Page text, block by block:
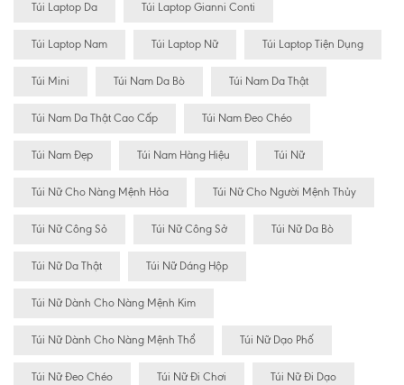
Túi Laptop Da Túi Laptop Gianni Conti
Túi Laptop Nam Túi Laptop Nữ Túi Laptop Tiện Dụng
Túi Mini Túi Nam Da Bò Túi Nam Da Thật
Túi Nam Da Thật Cao Cấp Túi Nam Đeo Chéo
Túi Nam Đẹp Túi Nam Hàng Hiệu Túi Nữ
Túi Nữ Cho Nàng Mệnh Hỏa Túi Nữ Cho Người Mệnh Thủy
Túi Nữ Công Sỏ Túi Nữ Công Sở Túi Nữ Da Bò
Túi Nữ Da Thật Túi Nữ Dáng Hộp
Túi Nữ Dành Cho Nàng Mệnh Kim
Túi Nữ Dành Cho Nàng Mệnh Thổ Túi Nữ Dạo Phố
Túi Nữ Đeo Chéo Túi Nữ Đi Chơi Túi Nữ Đi Dạo